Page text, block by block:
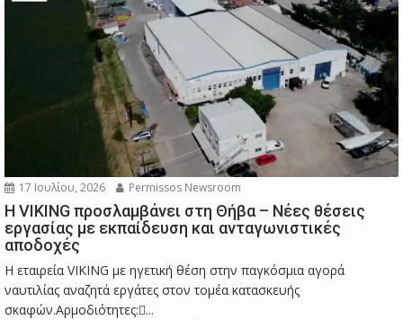
17 Ιουλίου, 2026 Permissos Newsroom
Η VIKING προσλαμβάνει στη Θήβα – Νέες θέσεις
εργασίας με εκπαίδευση και ανταγωνιστικές
αποδοχές
Η εταιρεία VIKING με ηγετική θέση στην παγκόσμια αγορά
ναυτιλίας αναζητά εργάτες στον τομέα κατασκευής
σκαφών.Αρμοδιότητες:...